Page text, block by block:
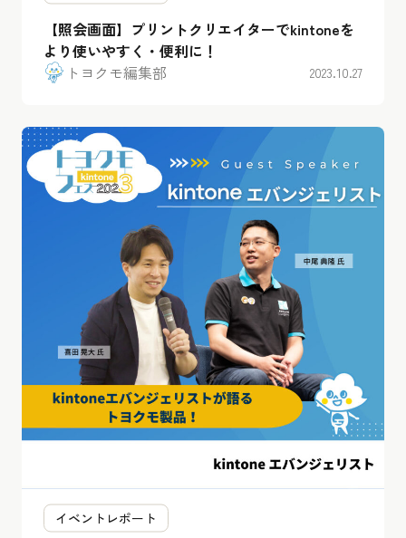
【照会画面】プリントクリエイターでkintoneを
より使いやすく・便利に！
トヨクモ編集部
2023.10.27
イベントレポート